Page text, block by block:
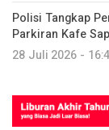
Polisi Tangkap
Parkiran Kafe
28 Juli 2026 -